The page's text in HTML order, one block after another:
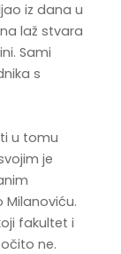
iz dana u
laž stvara
Sami
s
u tomu
je
fakultet i
ne.